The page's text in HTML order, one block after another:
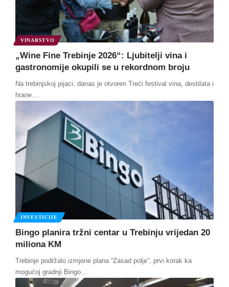
VINARSTVO
„Wine Fine Trebinje 2026“: Ljubitelji vina i
gastronomije okupili se u rekordnom broju
Na trebinjskoj pijaci, danas je otvoren Treći festival vina, destilata i
hrane
INVESTICIJE
Bingo planira tržni centar u Trebinju vrijedan 20
miliona KM
Trebinje podržalo izmjene plana “Zasad polje”, prvi korak ka
mogućoj gradnji Bingo…